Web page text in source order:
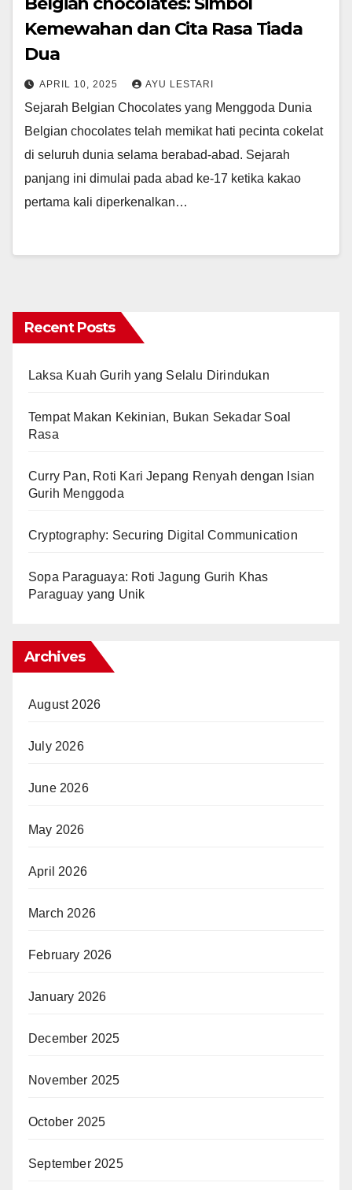
Kemewahan dan Cita Rasa Tiada
Dua
APRIL 10, 2025 AYU LESTARI
Sejarah Belgian Chocolates yang Menggoda Dunia
Belgian chocolates telah memikat hati pecinta cokelat
di seluruh dunia selama berabad-abad. Sejarah
panjang ini dimulai pada abad ke-17 ketika kakao
pertama kali diperkenalkan…
Recent Posts
Laksa Kuah Gurih yang Selalu Dirindukan
Tempat Makan Kekinian, Bukan Sekadar Soal
Rasa
Curry Pan, Roti Kari Jepang Renyah dengan Isian
Gurih Menggoda
Cryptography: Securing Digital Communication
Sopa Paraguaya: Roti Jagung Gurih Khas
Paraguay yang Unik
Archives
August 2026
July 2026
June 2026
May 2026
April 2026
March 2026
February 2026
January 2026
December 2025
November 2025
October 2025
September 2025